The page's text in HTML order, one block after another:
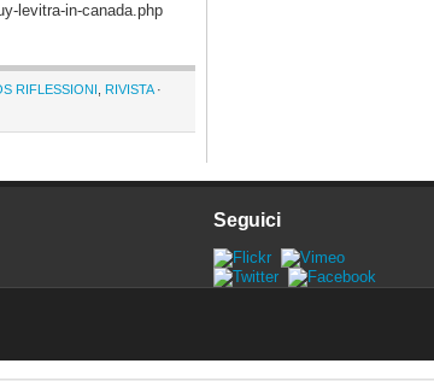
levitra-in-canada.php
RIFLESSIONI RIVISTA·
Seguici